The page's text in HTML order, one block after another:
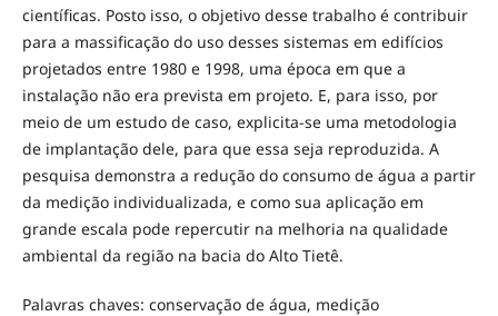
científicas. Posto isso, o objetivo desse trabalho é contribuir
para a massificação do uso desses sistemas em edifícios
projetados entre 1980 e 1998, uma época em que a
instalação não era prevista em projeto. E, para isso, por
meio de um estudo de caso, explicita-se uma metodologia
de implantação dele, para que essa seja reproduzida. A
pesquisa demonstra a redução do consumo de água a partir
da medição individualizada, e como sua aplicação em
grande escala pode repercutir na melhoria na qualidade
ambiental da região na bacia do Alto Tietê.
Palavras chaves: conservação de água, medição